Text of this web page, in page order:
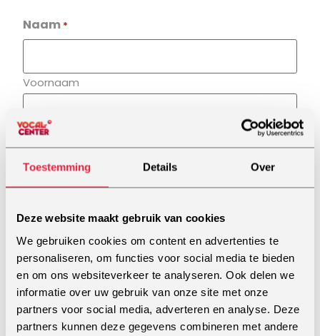
Toestemming Details Over
Deze website maakt gebruik van cookies
We gebruiken cookies om content en advertenties te
personaliseren, om functies voor social media te bieden
en om ons websiteverkeer te analyseren. Ook delen we
informatie over uw gebruik van onze site met onze
partners voor social media, adverteren en analyse. Deze
partners kunnen deze gegevens combineren met andere
Naam *
Voornaam
Achternaam
E-mailadres
Vocal Center Locatie